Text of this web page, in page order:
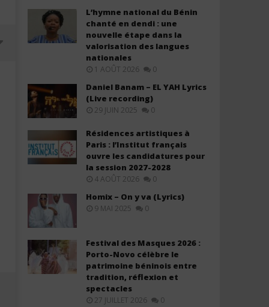
FIFA Sound - Siir Siir (FIFA World
Cup 2026™) Lyrics (ft. Nora Fatehi,
Vegedream, Sanjoy)
Stone
SIENNA SPIRO - The
2025
Stone
L’hymne national du Bénin
chanté en dendi : une
nouvelle étape dans la
valorisation des langues
nationales
1 AOÛT 2026 0
Daniel Banam – EL YAH Lyrics
(Live recording)
29 JUIN 2025 0
Résidences artistiques à
Paris : l’Institut français
ouvre les candidatures pour
la session 2027-2028
4 AOÛT 2026 0
Homix – On y va (Lyrics)
9 MAI 2025 0
Festival des Masques 2026 :
Porto-Novo célèbre le
patrimoine béninois entre
tradition, réflexion et
spectacles
27 JUILLET 2026 0